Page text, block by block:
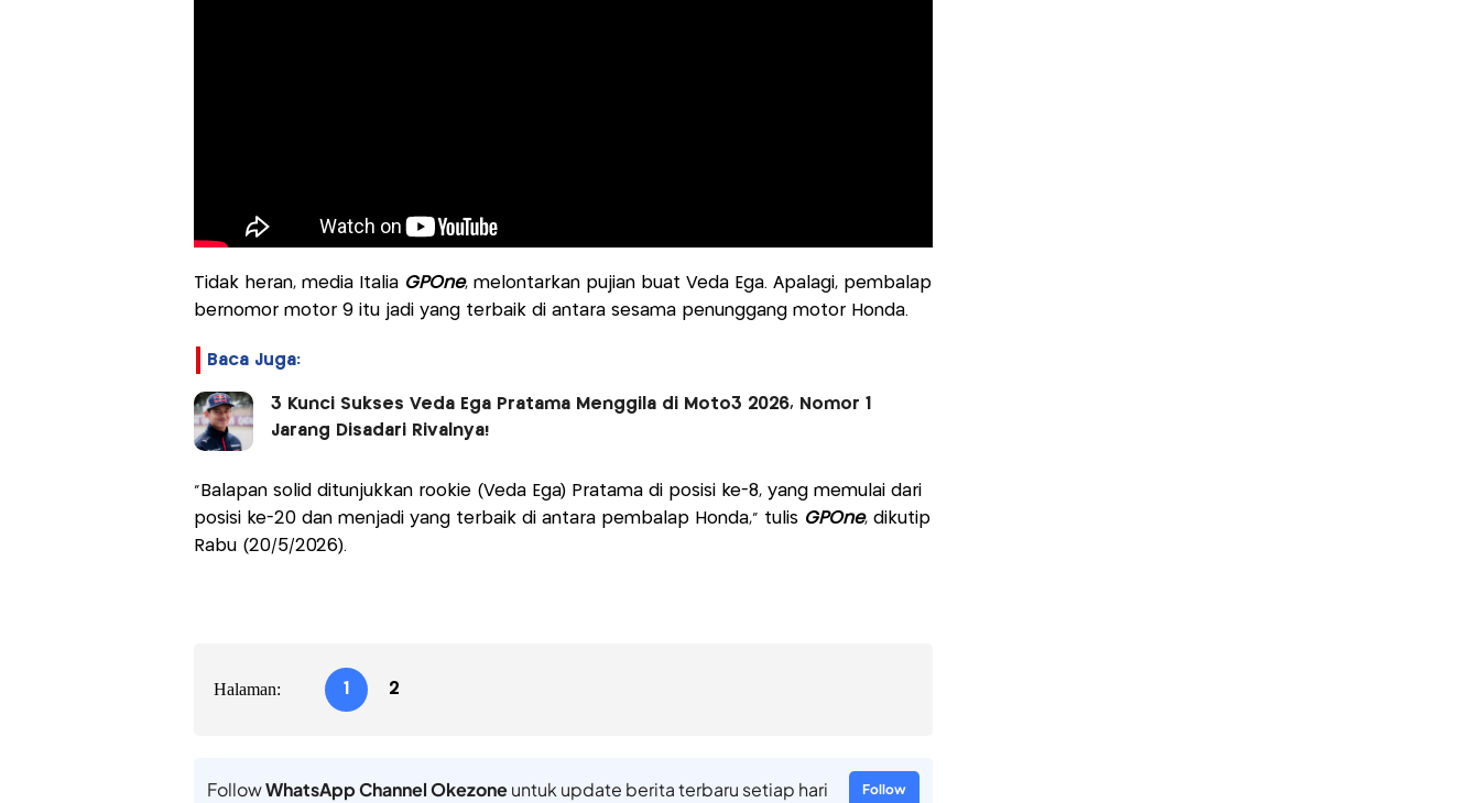
Tidak heran, media Italia GPOne, melontarkan pujian buat Veda Ega. Apalagi, pembalap
bernomor motor 9 itu jadi yang terbaik di antara sesama penunggang motor Honda.
Baca Juga:
3 Kunci Sukses Veda Ega Pratama Menggila di Moto3 2026, Nomor 1
Jarang Disadari Rivalnya!
"Balapan solid ditunjukkan rookie (Veda Ega) Pratama di posisi ke-8, yang memulai dari
posisi ke-20 dan menjadi yang terbaik di antara pembalap Honda," tulis GPOne, dikutip
Rabu (20/5/2026).
Halaman: 1 2
FollowWhatsApp Channel Okezoneuntuk update berita terbaru setiap hari Follow